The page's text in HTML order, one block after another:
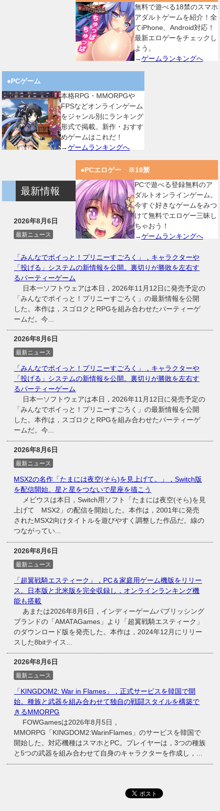
無料で遊べる18禁のスマホ
アダルトゲームを紹介！全
てiPhone、Android対応！
最新エロゲーをチェックし
よう。
→ゲームランキングへ
●PCゲーム
本格RPG・MMORPGや
FPSなどオンラインゲーム
をジャンル別にランキング
形式で掲載。新作・おすす
めゲームはこれだ！
→ゲームランキングへ
●PCエロゲー ※18禁
PCで遊べる登録無料のア
ダルトオンラインゲーム。
今すぐ好きなゲームをみつ
けて無料でエロゲー三昧し
ちゃおう！
→ゲームランキングへ
最新情報
2026年8月6日
最新ニュース
「みんなでポイっと！プリニーすごろく」，キャラクターや
「投げる」システムの新情報を公開。裏切りが勝敗を左右す
るパーティーゲーム
日本一ソフトウェアは本日，2026年11月12日に発売予定の
「みんなでポイっと！プリニーすごろく」の最新情報を公開
した。本作は，スゴロクとRPGを組み合わせたパーティーゲ
ームだ。今...
2026年8月6日
最新ニュース
「みんなでポイっと！プリニーすごろく」，キャラクターや
「投げる」システムの新情報を公開。裏切りが勝敗を左右す
るパーティーゲーム
日本一ソフトウェアは本日，2026年11月12日に発売予定の
「みんなでポイっと！プリニーすごろく」の最新情報を公開
した。本作は，スゴロクとRPGを組み合わせたパーティーゲ
ームだ。今...
2026年8月6日
最新ニュース
MSX2の名作「たまには夜空(そら)を見上げて。」，Switch版
を配信開始。星と星をつないで星座を描こう
メビウスは本日，Switch用ソフト「たまには夜空(そら)を見
上げて MSX2」の配信を開始した。本作は，2001年に発売
されたMSX2向けタイトルを遊びやすく調整した作品だ。線の
つながってい...
2026年8月6日
最新ニュース
「超翼戦騎エスティーク」，PC＆家庭用ゲーム機版をリリー
ス。日本版と北米版を完全収録し，オンラインランキング機
能も搭載
あまたは2026年8月6日，インディーゲームパブリッシング
ブランドの「AMATAGames」より「超翼戦騎エスティーク」
のダウンロード版を発売した。本作は，2024年12月にリリー
スした8bitテイス...
2026年8月6日
最新ニュース
「KINGDOM2: War in Flames」，正式サービスを韓国で開
始。種族と武器を組み合わせて独自の戦闘スタイルを構築で
きるMMORPG
FOWGamesは2026年8月5日，
MMORPG「KINGDOM2:WarinFlames」のサービスを韓国で
開始した。対応機種はスマホとPC。プレイヤーは，3つの種族
と5つの武器を組み合わせて自身のキャラクターを作成し，...